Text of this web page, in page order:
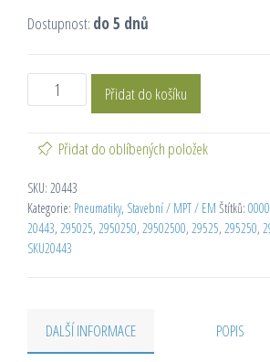
Dostupnost: do 5 dnů
Přidat do košíku
Přidat do oblíbených položek
SKU: 20443
Kategorie: Pneumatiky, Stavební / MPT / EM Štítků:
20443, 295025, 2950250, 29502500, 29525, 295250,
SKU20443
DALŠÍ INFORMACE POPIS